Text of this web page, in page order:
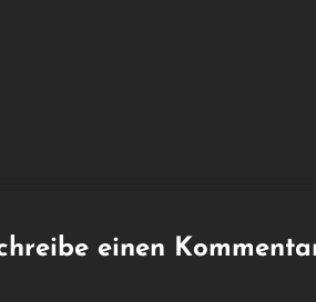
einen